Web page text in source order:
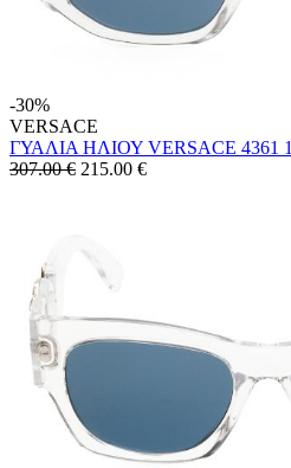
-30%
VERSACE
ΓΥΑΛΙΑ ΗΛΙΟΥ VERSACE 4361
307.00 € 215.00 €